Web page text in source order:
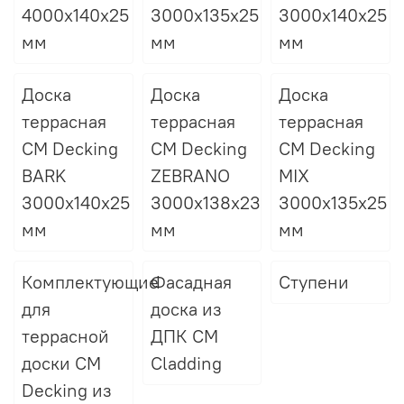
4000х140х25
мм
3000х135х25
мм
3000х140х25
мм
Доска
террасная
CM Decking
BARK
3000х140х25
мм
Доска
террасная
CM Decking
ZEBRANO
3000x138x23
мм
Доска
террасная
CM Decking
MIX
3000х135х25
мм
Комплектующие
для
террасной
доски CM
Decking из
Фасадная
доска из
ДПК CM
Cladding
Ступени